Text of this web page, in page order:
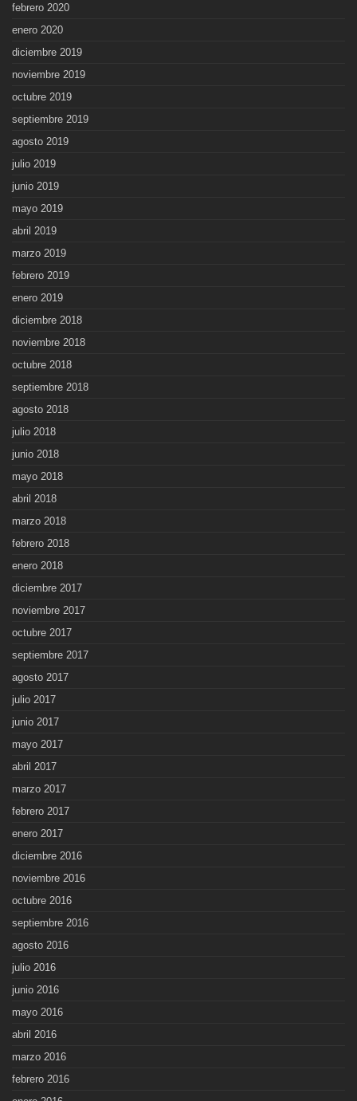
febrero 2020
enero 2020
diciembre 2019
noviembre 2019
octubre 2019
septiembre 2019
agosto 2019
julio 2019
junio 2019
mayo 2019
abril 2019
marzo 2019
febrero 2019
enero 2019
diciembre 2018
noviembre 2018
octubre 2018
septiembre 2018
agosto 2018
julio 2018
junio 2018
mayo 2018
abril 2018
marzo 2018
febrero 2018
enero 2018
diciembre 2017
noviembre 2017
octubre 2017
septiembre 2017
agosto 2017
julio 2017
junio 2017
mayo 2017
abril 2017
marzo 2017
febrero 2017
enero 2017
diciembre 2016
noviembre 2016
octubre 2016
septiembre 2016
agosto 2016
julio 2016
junio 2016
mayo 2016
abril 2016
marzo 2016
febrero 2016